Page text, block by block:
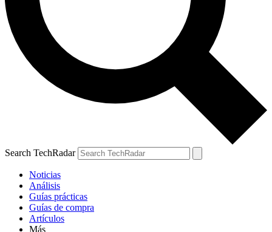
Search TechRadar
Noticias
Análisis
Guías prácticas
Guías de compra
Artículos
Más